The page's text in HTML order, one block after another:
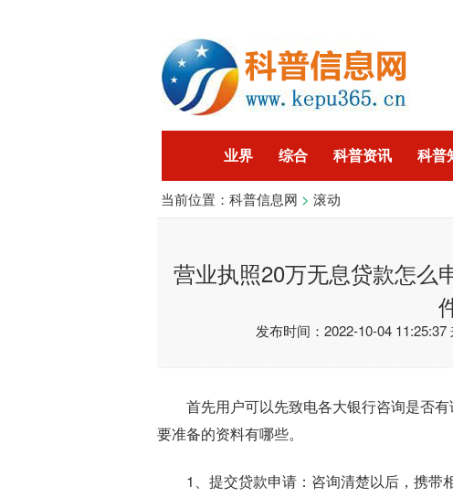
业界 综合 科普资讯 科普
智能 企业 游戏
当前位置： 科普信息网 > 滚动
营业执照20万无息贷款怎么
发布时间：2022-10-04 11:25:37
首先用户可以先致电各大银行咨询是否
要准备的资料有哪些。
1、提交贷款申请：咨询清楚以后，携带